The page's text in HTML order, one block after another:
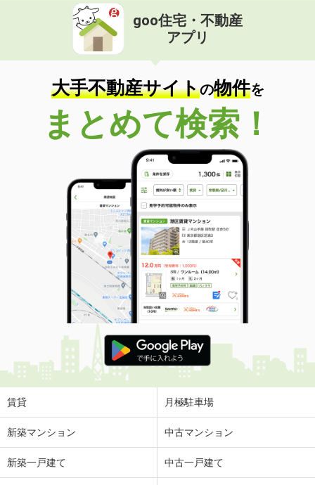
goo住宅・不動産
アプリ
大手不動産サイトの物件を
まとめて検索！
賃貸 月極駐車場
新築マンション 中古マンション
新築一戸建て 中古一戸建て